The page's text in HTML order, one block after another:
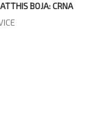
BOJA: CRNA